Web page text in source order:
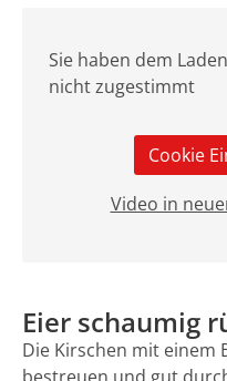
Sie haben dem
nicht zugestimmt
Cookie
Video in
Eier schaumig
Die Kirschen mit einem
bestreuen und gut